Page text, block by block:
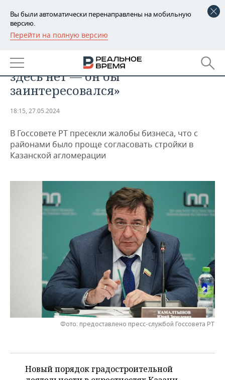
Вы были автоматически перенаправлены на мобильную
версию.
Перейти на полную версию
РЕГИОНЫ
БАШКОРТОСТАН
ТАТАРСТАН
НОВОСТИ
АНАЛИТИКА
ДЕКЛАРАЦИИ О ДОХОДАХ
КОРОЛИ ГОСЗАКАЗА ПФО
КОМУ ПРИНАДЛЕЖАТ
ТОРГОВЫЕ ЦЕНТРЫ
ТАТАРСТАНА
НОВОСТИ ЭКОНОМИКИ
ФИНАНСЫ
БЮДЖЕТ
ИНВЕСТИЦИИ
ПРОМЫШЛЕННОСТЬ
НОВОСТИ
ПРОМЫШЛЕННОСТИ
АГРОПРОМ
МАШИНОСТРОЕНИЕ
ЭНЕРГЕТИКА
НЕДВИЖИМОСТЬ
НОВОСТИ АВТО
НОВОСТИ БИЗНЕСА
РОЗНИЧНАЯ ТОРГОВЛЯ
ТРАНСПОРТ
ТЕХНОЛОГИИ
НОВОСТИ ТЕХНОЛОГИЙ
ТЕЛЕКОММУНИКАЦИИ
МЕРОПРИЯТИЯ
НОВОСТИ МЕРОПРИЯТИЙ
ВЫЕЗДНАЯ РЕДАКЦИЯ
БИЗНЕС-БРАНЧИ
НОВОСТИ СПОРТА
ОБЩЕСТВО
НОВОСТИ ОБЩЕСТВА
ФОТОГАЛЕРЕЯ
«Слава богу, Марса Сарымовича
здесь нет — он бы
заинтересовался»
18:15, 27.05.2024
В Госсовете РТ пресекли жалобы бизнеса, что с
районами было проще согласовать стройки в
Казанской агломерации
Фото: предоставлено пресс-службой Госсовета РТ
Новый порядок градостроительной